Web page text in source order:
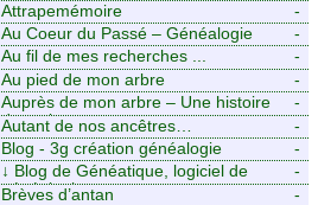
-
Attrapemémoire
-
Au Coeur du Passé – Généalogie
Familiale
-
Au fil de mes recherches ...
-
Au pied de mon arbre
-
Auprès de mon arbre – Une histoire
de racines
-
Autant de nos ancêtres…
-
Blog - 3g création généalogie
-
↓ Blog de Généatique, logiciel de
généalogie
-
Brèves d’antan